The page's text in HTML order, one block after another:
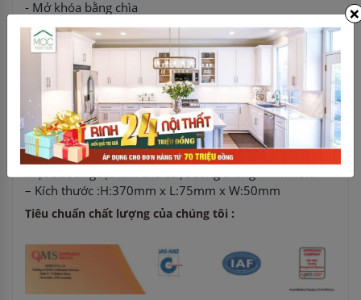
- Mở khóa bằng chìa
Thông số kỹ thuật:
– Khóa vân tay Bosch mã ID450 EU có phong cách thiết
kế tối giản và hiện đại, vẻ đẹp hoàn hảo của công nghệ
và nghệ thuật
– Đầu vân tay khóa rất sáng tạo và tay cầm thiết kế tích
hợp, chỉ cần 1 tay và mở khóa bằng một thao tác
– Thân khóa Bosch ID450 EU chống xước, chip nhập
khẩu có độ chính xác cao, hiệu quả và an toàn tạo ra
– Kích thước :H:370mm x L:75mm x W:50mm
Tiêu chuẩn chất lượng của chúng tôi :
×